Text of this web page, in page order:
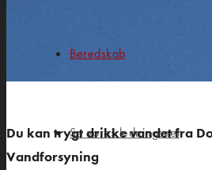
Beredskab
Se vores ledningsnet
Du kan trygt drikke vandet fra
Vandforsyning